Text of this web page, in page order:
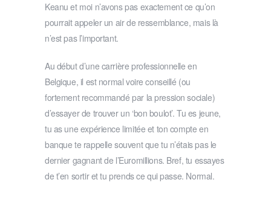
Keanu et moi n’avons pas exactement ce qu’on
pourrait appeler un air de ressemblance, mais là
n’est pas l’important.
Au début d’une carrière professionnelle en
Belgique, il est normal voire conseillé (ou
fortement recommandé par la pression sociale)
d’essayer de trouver un ‘bon boulot’. Tu es jeune,
tu as une expérience limitée et ton compte en
banque te rappelle souvent que tu n’étais pas le
dernier gagnant de l’Euromillions. Bref, tu essayes
de t’en sortir et tu prends ce qui passe. Normal.